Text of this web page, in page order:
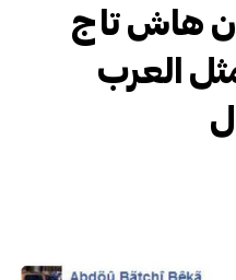
هاش تاج
العرب